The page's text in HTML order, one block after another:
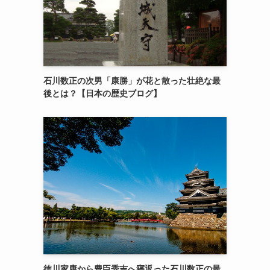
石川数正の次男「康勝」が花と散った壮絶な最
後とは？【日本の歴史ブログ】